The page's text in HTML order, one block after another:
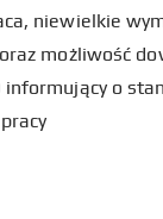
niewielkie
możliwość
informujący o